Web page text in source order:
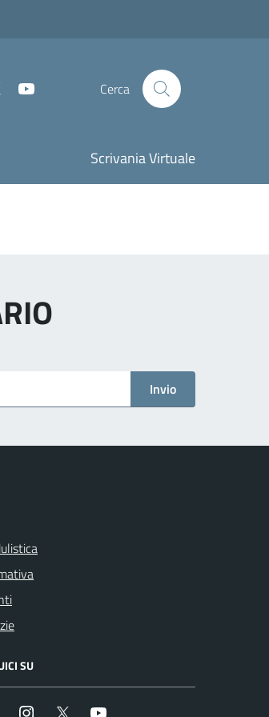
Twitter Cerca
Scrivania Virtuale
Invio
SU
Facebook InstagramTwitter